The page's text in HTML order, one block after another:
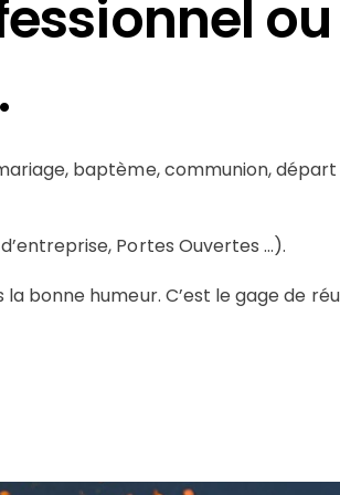
ou
baptème, communion,
Portes Ouvertes …).
bonne humeur. C’est le gage de